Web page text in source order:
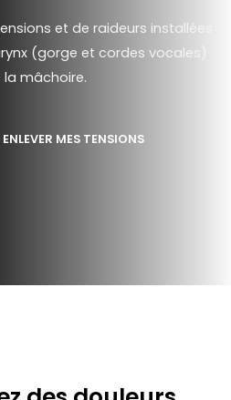
et de raideurs installées
(gorge et cordes vocales)
la mâchoire.
MES TENSIONS